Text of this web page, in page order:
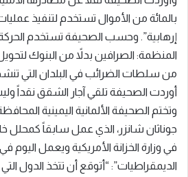
بالمائة من الأموال تستخدم لتنفيذ
إرهابية”. وحسب الصحيفة تستخدم
المنظمة: الصرافين بدلاً من البنوك
من سلطات الضرائب في البلدان التي
أوردت الصحيفة تلقي آجار الشقق نقداً
وتختم الصحيفة الألمانية اليمينية
جوناثان شانزر، الذي عمل سابقاً كمحلل
في وزارة الخزانة الأمريكية ويعمل
الديمقراطيات”: “أتوقع أن تتخذ الدول